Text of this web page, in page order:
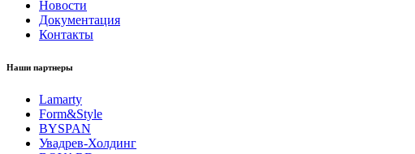
Новости
Документация
Контакты
Наши партнеры
Lamarty
Form&Style
BYSPAN
Увадрев-Холдинг